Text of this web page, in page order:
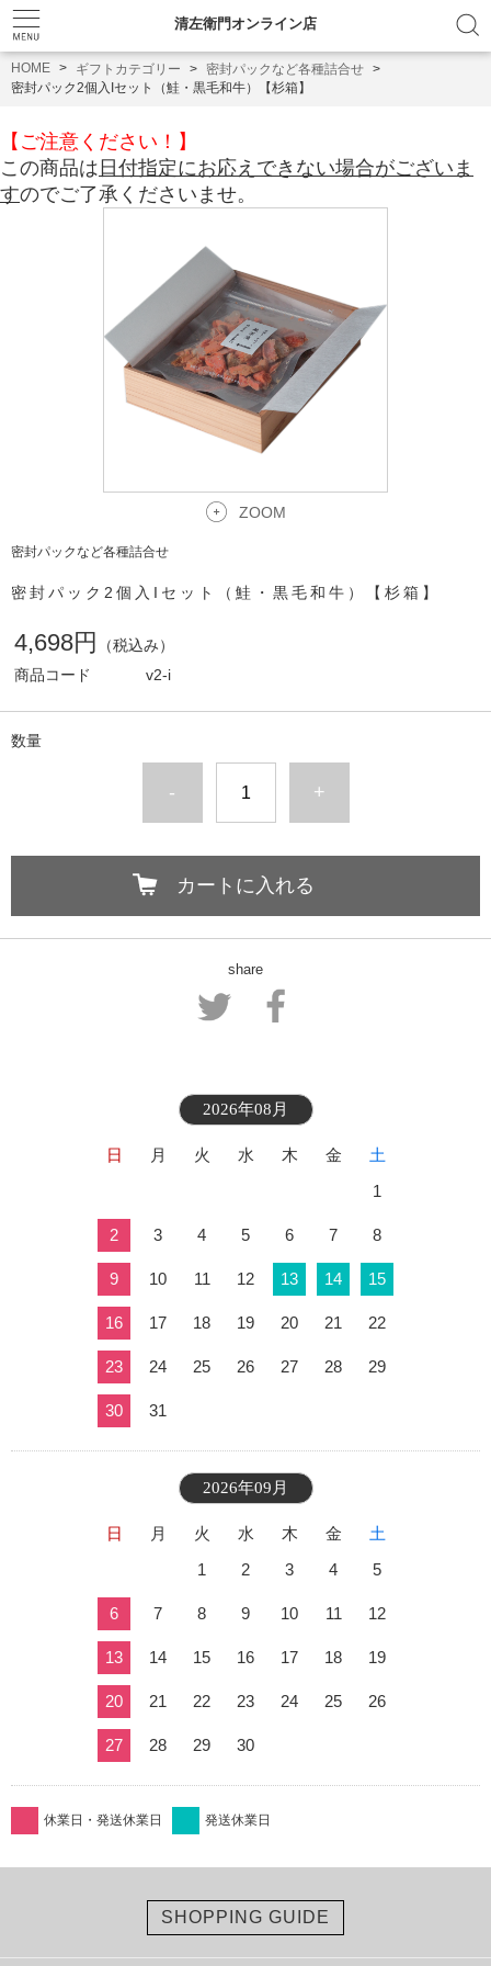
清左衛門オンライン店
HOME ギフトカテゴリー
密封パックなど各種詰合せ
密封パック2個入Iセット（鮭・黒毛和牛）【杉箱】
【ご注意ください！】
この商品は 日付指定にお応えできない場合がございま
すのでご了承くださいませ。
ZOOM
密封パックなど各種詰合せ
密封パック2個入Iセット（鮭・黒毛和牛）【杉箱】
4,698円
（税込み）
商品コード
v2-i
数量
- +
カートに入れる
share
2026年08月
日 月 火 水 木 金
土
1
2 3 4 5 6 7 8
9 10 11 12 13 14 15
16 17 18 19 20 21 22
23 24 25 26 27 28 29
30 31
2026年09月
日 月 火 水 木 金
土
1
2 3 4 5
6 7 8 9 10 11 12
13 14 15 16 17 18 19
20 21 22 23 24 25 26
27 28 29 30
休業日・発送休業日 発送休業日
SHOPPING GUIDE